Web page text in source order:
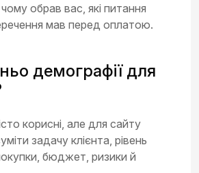
обрав вас, які питання
мав перед оплатою.
демографії для
корисні, але для сайту
задачу клієнта, рівень
бюджет, ризики й